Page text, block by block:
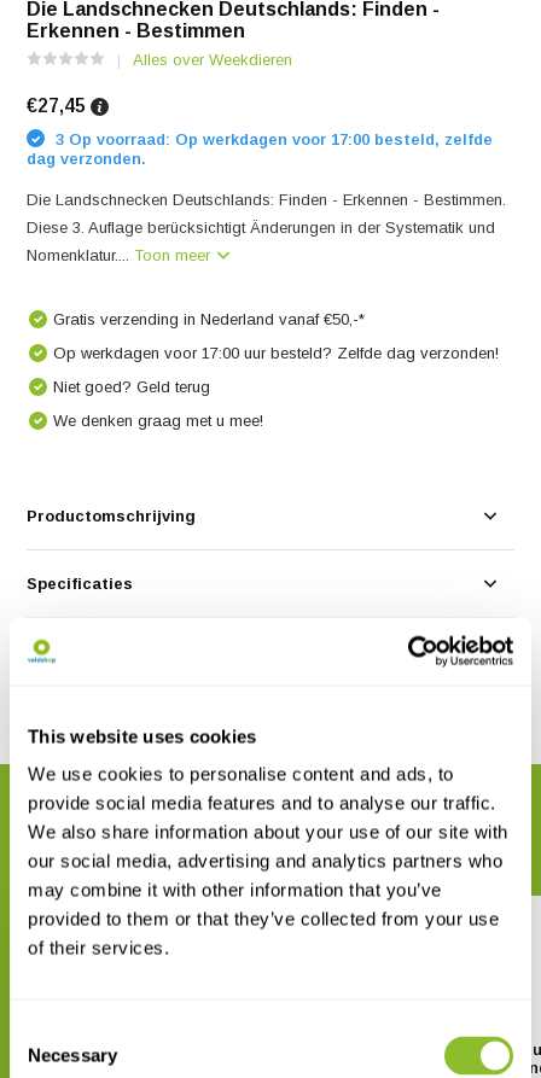
This website uses cookies
We use cookies to personalise content and ads, to
provide social media features and to analyse our traffic.
We also share information about your use of our site with
our social media, advertising and analytics partners who
may combine it with other information that you’ve
provided to them or that they’ve collected from your use
of their services.
Selection
Necessary
Die Landschnecken Deutschlands: Finden -
Erkennen - Bestimmen
Alles over Weekdieren
€27,45
3 Op voorraad: Op werkdagen voor 17:00 besteld, zelfde
dag verzonden.
Die Landschnecken Deutschlands: Finden - Erkennen - Bestimmen.
Diese 3. Auflage berücksichtigt Änderungen in der Systematik und
Nomenklatur....Toon meer
Gratis verzending in Nederland vanaf €50,-*
Op werkdagen voor 17:00 uur besteld? Zelfde dag verzonden!
Niet goed? Geld terug
We denken graag met u mee!
Productomschrijving
Specificaties
Reviews
GERELATEERDE PRODUCTEN
Maak uw bestelling compleet
Freshwater Mollusks of the
Die Meeresschnecken
muscheln